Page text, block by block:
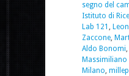
segno del
Istituto di
Lab 121 ,
Zaccone,
Aldo Bonomi,
Massimiliano
Milano,